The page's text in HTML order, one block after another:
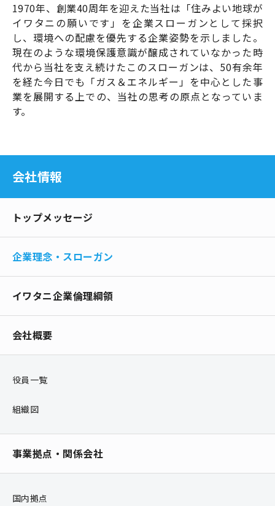
1970年、創業40周年を迎えた当社は「住みよい地球が
イワタニの願いです」を企業スローガンとして採択
し、環境への配慮を優先する企業姿勢を示しました。
現在のような環境保護意識が醸成されていなかった時
代から当社を支え続けたこのスローガンは、50有余年
を経た今日でも「ガス＆エネルギー」を中心とした事
業を展開する上での、当社の思考の原点となっていま
す。
会社情報
トップメッセージ
企業理念・スローガン
イワタニ企業倫理綱領
会社概要
役員一覧
組織図
事業拠点・関係会社
国内拠点